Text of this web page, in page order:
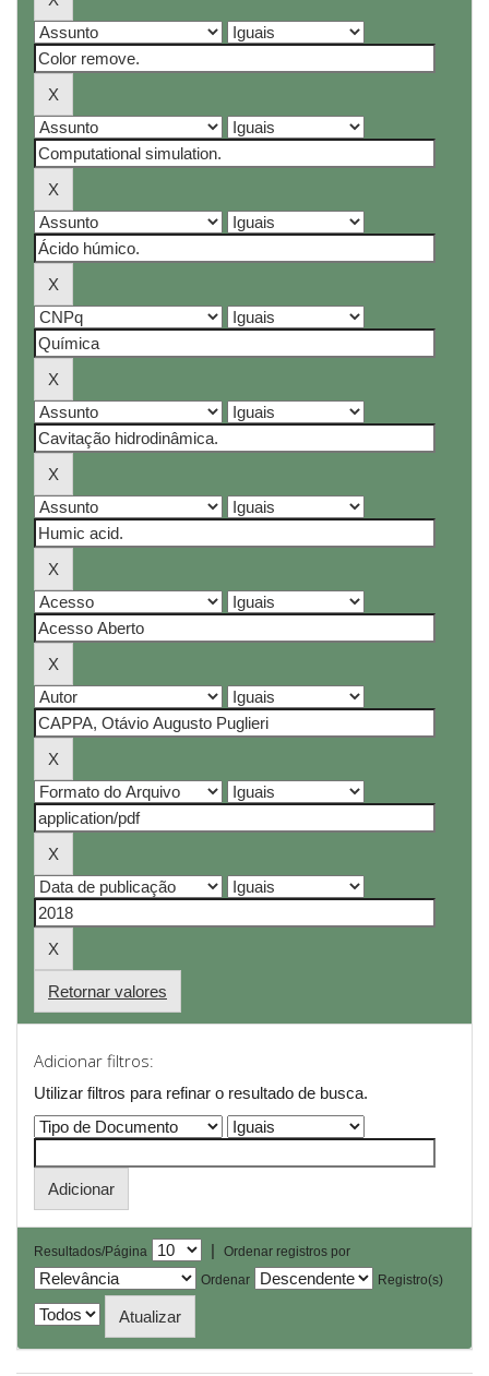
Retornar valores
Adicionar filtros:
Utilizar filtros para refinar o resultado de busca.
Resultados/Página |
Ordenar registros por
Ordenar
Registro(s)